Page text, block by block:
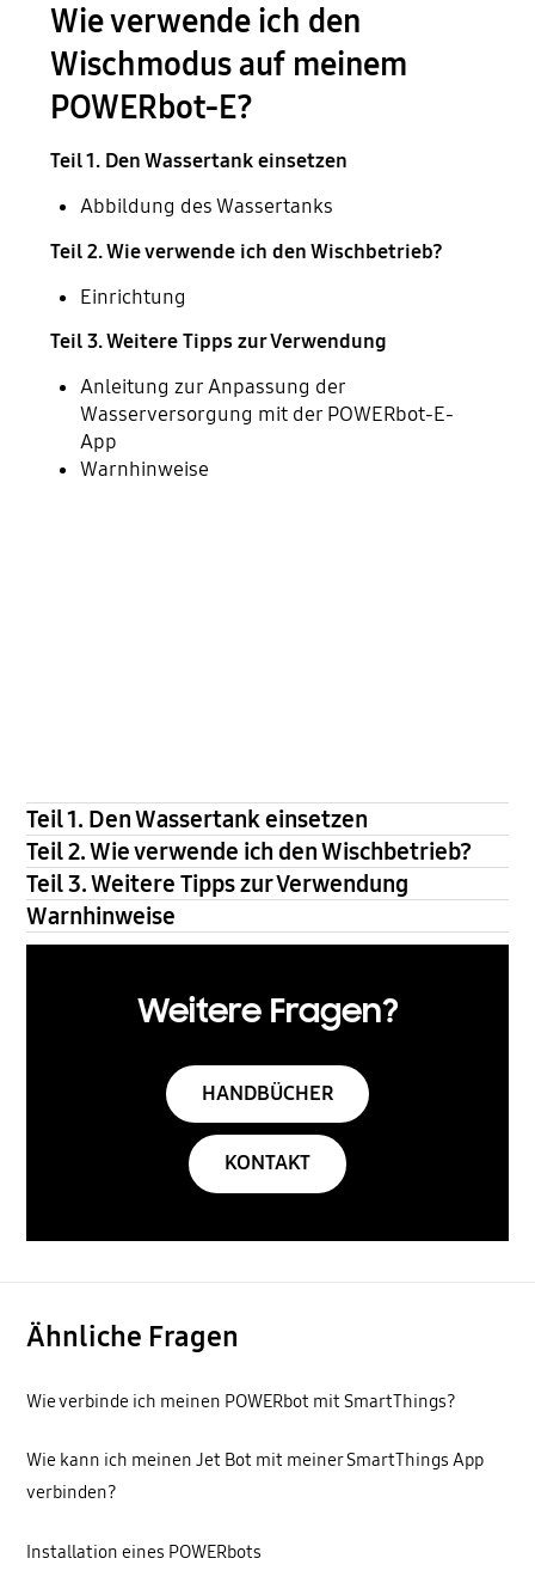
Wie verwende ich den
Wischmodus auf meinem
POWERbot-E?
Teil 1. Den Wassertank einsetzen
Abbildung des Wassertanks
Teil 2. Wie verwende ich den Wischbetrieb?
Einrichtung
Teil 3. Weitere Tipps zur Verwendung
Anleitung zur Anpassung der
Wasserversorgung mit der POWERbot-E-
App
Warnhinweise
Teil 1. Den Wassertank einsetzen
Teil 2. Wie verwende ich den Wischbetrieb?
Teil 3. Weitere Tipps zur Verwendung
Warnhinweise
Weitere Fragen?
HANDBÜCHER
KONTAKT
Ähnliche Fragen
Wie verbinde ich meinen POWERbot mit SmartThings?
Wie kann ich meinen Jet Bot mit meiner SmartThings App
verbinden?
Installation eines POWERbots